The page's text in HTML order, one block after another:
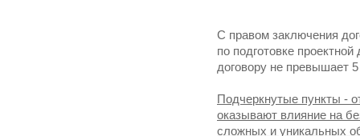
С правом заключения
по подготовке
договору не превышает
Подчеркнутые пункты -
оказывают влияние на
сложных и уникальных